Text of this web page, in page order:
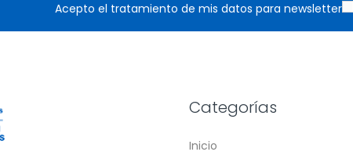
Acepto el tratamiento de mis datos para newsletter
Categorías
Inicio